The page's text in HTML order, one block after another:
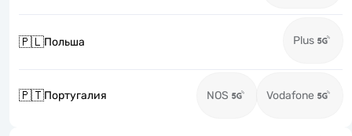
🇵🇱Польша Plus
🇵🇹Португалия NOS Vodafone